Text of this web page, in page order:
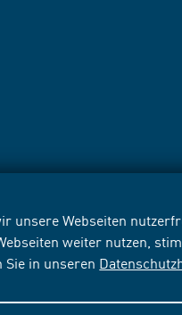
unsere Webseiten
weiter nutzen,
Sie in unseren